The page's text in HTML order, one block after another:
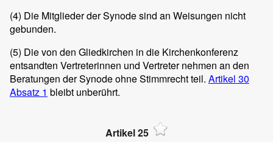
(4) Die Mitglieder der Synode sind an Weisungen nicht
gebunden.
(5) Die von den Gliedkirchen in die Kirchenkonferenz
entsandten Vertreterinnen und Vertreter nehmen an den
Beratungen der Synode ohne Stimmrecht teil. Artikel 30
Absatz 1 bleibt unberührt.
Artikel 25